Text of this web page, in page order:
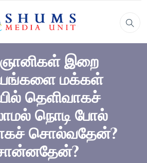
இறை
மக்கள்
தெளிவாகச்
நொடி போல்
சொல்வதேன்?